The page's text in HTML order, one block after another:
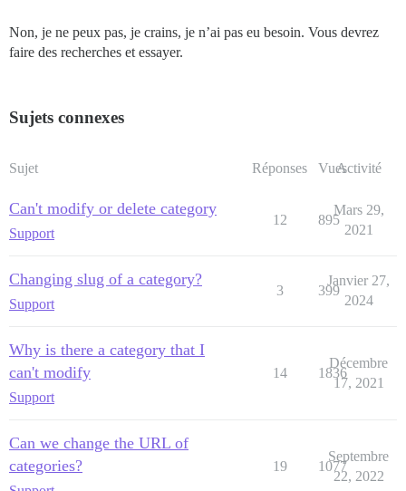
Non, je ne peux pas, je crains, je n’ai pas eu besoin. Vous devrez
faire des recherches et essayer.
Sujets connexes
Sujet Réponses VuesActivité
Can't modify or delete category
Support
12 895
Mars 29,
2021
Changing slug of a category?
Support
3 399
Janvier 27,
2024
Why is there a category that I
can't modify
Support
14 1836
Décembre
17, 2021
Can we change the URL of
categories?
19 1077
Septembre
22, 2022